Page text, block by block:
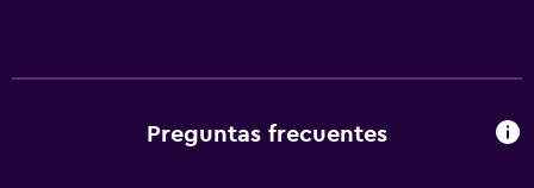
Preguntas frecuentes